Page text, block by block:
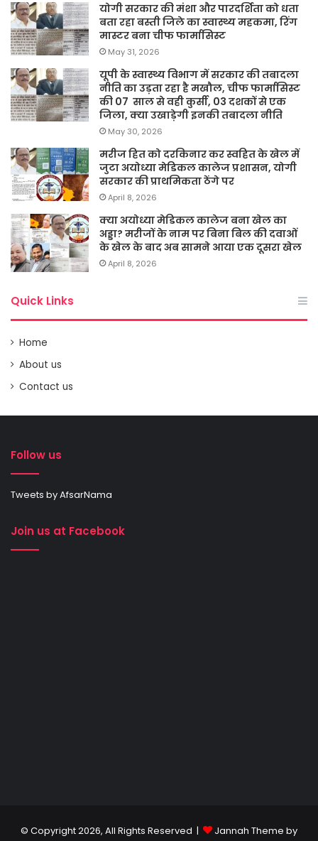
योगी सरकार की मंशा और पारदर्शिता को धता
बता रहा बस्ती जिले का स्वास्थ्य महकमा, रिंग
मास्टर बना चीफ फार्मासिस्ट
May 31, 2026
यूपी के स्वास्थ्य विभाग में सरकार की तबादला
नीति का उड़ता रहा है मखौल, चीफ फार्मासिस्ट
की 07 साल से वही कुर्सी, 03 दशकों से एक
जिला, क्या उखाड़ेगी इनकी तबादला नीति
May 30, 2026
मरीज हित को दरकिनार कर स्वहित के खेल में
जुटा अयोध्या मेडिकल कालेज प्रशासन, योगी
सरकार की प्राथमिकता ठेंगे पर
April 8, 2026
क्या अयोध्या मेडिकल कालेज बना खेल का
अड्डा? मरीजों के नाम पर बिना बिल की दवाओं
के खेल के बाद अब सामने आया एक दूसरा खेल
April 8, 2026
Quick Links
Home
About us
Contact us
Follow us
Tweets by AfsarNama
Join us at Facebook
© Copyright 2026, All Rights Reserved | Jannah Theme by